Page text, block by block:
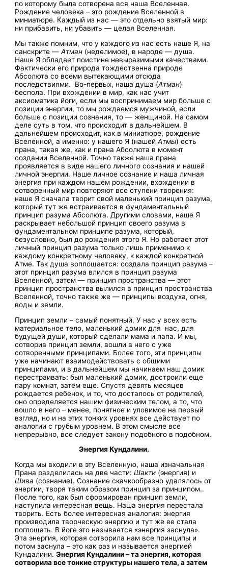
по которому была сотворена вся наша Вселенная.
Рождение человека – это рождение Вселенной в
миниатюре. Каждый из нас — это отдельно взятый мир:
ни прибавить, ни убавить — целая Вселенная.
Мы также помним, что у каждого из нас есть наше Я, на
санскрите —Атман (неделимое), в народе — душа.
Наше Я обладает поистине невыразимыми качествами.
Фактически его природа тождественна природе
Абсолюта со всеми вытекающими отсюда
последствиями. Во-первых, наша душа (Атман)
беспола. При вхождении в мир, как нас учит
аксиоматика йоги, если мы воспринимаем мир больше с
позиции энергии, то мы рождаемся мужчиной, если
больше с позиции сознания, то — женщиной. На самом
деле суть в том, что происходит в дальнейшем. В
дальнейшем происходит, как в миниатюре, рождение
Вселенной, а именно: у нашего Я (нашейАтмы) есть
прана, такая же, как и прана Абсолюта в момент
создании Вселенной. Точно также наша прана
проявляется в виде нашего личного сознания и нашей
личной энергии. Наше личное сознание и наша личная
энергия при каждом нашем рождении, вхождении в
сотворенный мир повторяют все ступени творения:
наше Я сначала творит свой маленький принцип разума,
который тут же встраивается в фундаментальный
принцип разума Абсолюта. Другими словами, наше Я
раскрывает небольшой принцип своего разума в
фундаментальном принципе разума, который,
безусловно, был до рождения этого Я. Но работает этот
личный принцип разума только лишь применимо к
каждому конкретному человеку, к каждой конкретной
Атме. Так душа воплощается: создала принцип разума –
этот принцип разума влился в принцип разума
Вселенной, затем — принцип пространства — этот
принцип пространства вылился в принцип пространства
Вселенной, точно также же — принципы воздуха, огня,
воды и земли.
Принцип земли – самый понятный. У нас у всех есть
материальное тело, маленький домик для нас, для
будущей души, который сделали мама и папа. И мы,
сотворив принцип земли, вошли в него с уже
сотворенными принципами. Более того, эти принципы
уже начинают взаимодействовать с общими
принципами, и в дальнейшем мы начинаем наш домик
перестраивать: был маленький домик, достроили еще
пару комнат, затем еще. Спустя девять месяцев
рождается ребенок, и то, что досталось от родителей,
оно определяется нашим физическим телом, а то, что
вошло в него – менее, понятное и уловимое на первый
взгляд, но и на этих тонких уровнях все действует по
аналогии с грубым уровнем. В этом смысле все
непрерывно, все следует закону подобного в подобном.
Энергия Кундалини.
Когда мы входили в эту Вселенную, наша изначальная
Прана разделилась на две части:Шакти (энергия) и
Шива (сознание). Сознание скачкообразно удалялось от
энергии, творя таким образом принцип за принципом..
После того, как был сформирован принцип земли,
наступила интересная вещь. Наша энергия перестала
творить. Есть более интересная аналогия: энергия
производила творческую энергию и тут же ее стала
поглощать. В йоге это называется «энергия заснула».
Эта энергия, которая сотворила нам все принципы и
потом заснула – это как раз и называется энергией
Кундалини.Энергия Кундалини – та энергия, которая
сотворила все тонкие структуры нашего тела, а затем